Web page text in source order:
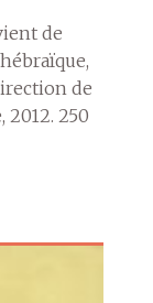
de
de
2012. 250